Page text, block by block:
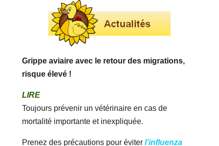
Grippe aviaire avec le retour des migrations,
risque élevé !
LIRE
Toujours prévenir un vétérinaire en cas de
mortalité importante et inexpliquée.
Prenez des précautions pour éviter l’influenza